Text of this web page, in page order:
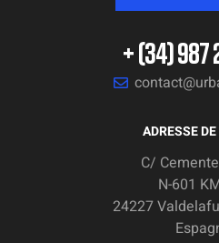
+ (34) 987
ADRESSE
C/
N-601
24227